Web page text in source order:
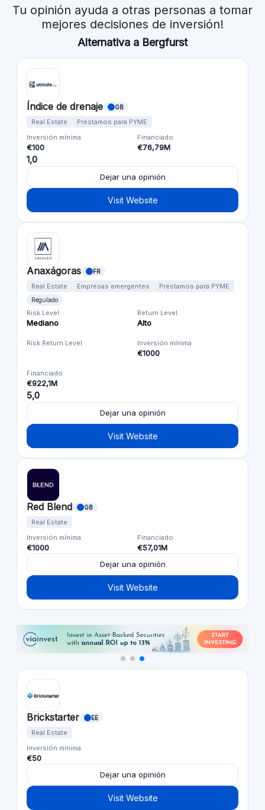
Tu opinión ayuda a otras personas a tomar
mejores decisiones de inversión!
Alternativa a Bergfurst
Índice de drenaje GB
Real Estate
Préstamos para PYME
Inversión mínima
€100
Financiado
€76,79M
1,0
Dejar una opinión
Visit Website
Anaxágoras FR
Real Estate Empresas emergentes Préstamos para PYME
Regulado
Risk Level
Mediano
Return Level
Alto
Risk Return Level Inversión mínima
€1000
Financiado
€922,1M
5,0
Dejar una opinión
Visit Website
Red Blend GB
Real Estate
Inversión mínima
€1000
Financiado
€57,01M
Dejar una opinión
Visit Website
Brickstarter EE
Real Estate
Inversión mínima
€50
Dejar una opinión
Visit Website